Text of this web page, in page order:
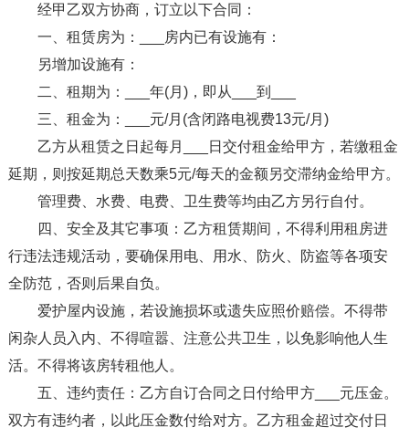
经甲乙双方协商，订立以下合同：
一、租赁房为：___房内已有设施有：
另增加设施有：
二、租期为：___年(月)，即从___到___
三、租金为：___元/月(含闭路电视费13元/月)
乙方从租赁之日起每月___日交付租金给甲方，若缴租金
延期，则按延期总天数乘5元/每天的金额另交滞纳金给甲方。
管理费、水费、电费、卫生费等均由乙方另行自付。
四、安全及其它事项：乙方租赁期间，不得利用租房进
行违法违规活动，要确保用电、用水、防火、防盗等各项安
全防范，否则后果自负。
爱护屋内设施，若设施损坏或遗失应照价赔偿。不得带
闲杂人员入内、不得喧嚣、注意公共卫生，以免影响他人生
活。不得将该房转租他人。
五、违约责任：乙方自订合同之日付给甲方___元压金。
双方有违约者，以此压金数付给对方。乙方租金超过交付日